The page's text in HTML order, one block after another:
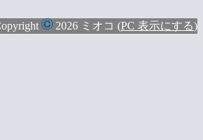
2026 ミオコ (PC 表示にする)